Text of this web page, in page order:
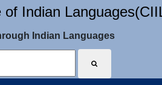
of Indian
Indian Languages